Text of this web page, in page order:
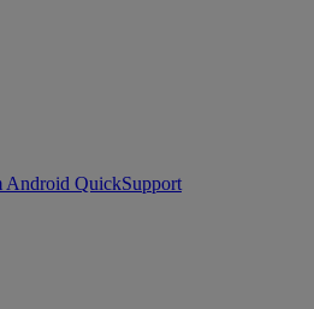
Android QuickSupport